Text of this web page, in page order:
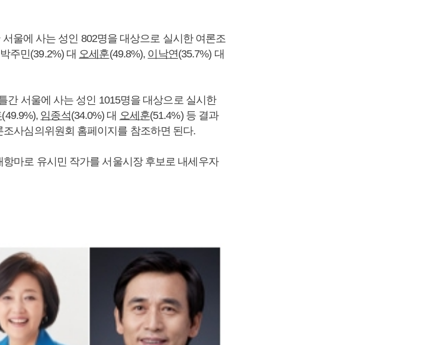
울에 사는 성인 802명을 대상으로 실시한 여론조
주민(39.2%) 대 오세훈(49.8%), 이낙연(35.7%) 대
간 서울에 사는 성인 1015명을 대상으로 실시한
(49.9%), 임종석(34.0%) 대 오세훈(51.4%) 등 결과
사심의위원회 홈페이지를 참조하면 된다.
마로 유시민 작가를 서울시장 후보로 내세우자